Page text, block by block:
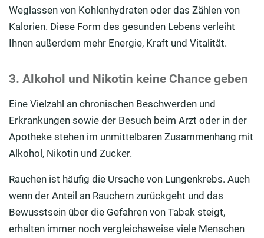
Weglassen von Kohlenhydraten oder das Zählen von
Kalorien. Diese Form des gesunden Lebens verleiht
Ihnen außerdem mehr Energie, Kraft und Vitalität.
3. Alkohol und Nikotin keine Chance geben
Eine Vielzahl an chronischen Beschwerden und
Erkrankungen sowie der Besuch beim Arzt oder in der
Apotheke stehen im unmittelbaren Zusammenhang mit
Alkohol, Nikotin und Zucker.
Rauchen ist häufig die Ursache von Lungenkrebs. Auch
wenn der Anteil an Rauchern zurückgeht und das
Bewusstsein über die Gefahren von Tabak steigt,
erhalten immer noch vergleichsweise viele Menschen